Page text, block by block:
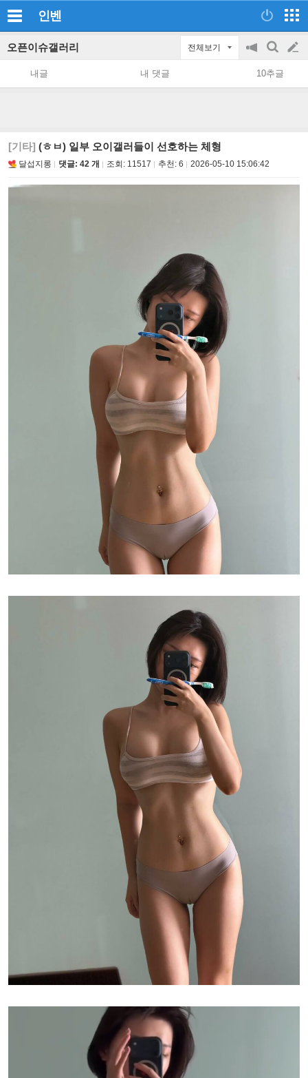
인벤
오픈이슈갤러리 전체보기
공
지
on/off
검
색
글
쓰
내글 내 댓글 10추글
[기타] (ㅎㅂ) 일부 오이갤러들이 선호하는 체형
달섭지롱 댓글: 42 개 조회: 11517 추천: 6 2026-05-10 15:06:42